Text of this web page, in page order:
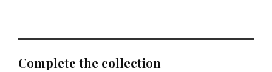
Complete the collection